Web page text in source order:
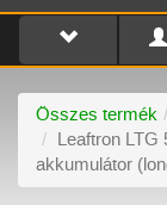
Összes termék
Leaftron
akkumulátor